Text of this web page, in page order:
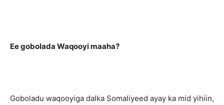
Ee gobolada Waqooyi maaha?
Goboladu waqooyiga dalka Somaliyeed ayay ka mid yihiin,